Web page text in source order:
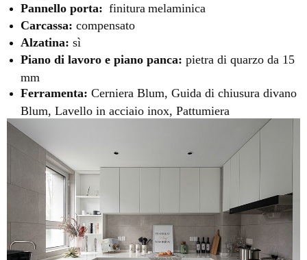
Pannello porta: finitura melaminica
Carcassa: compensato
Alzatina: sì
Piano di lavoro e piano panca: pietra di quarzo da 15
mm
Ferramenta: Cerniera Blum, Guida di chiusura divano
Blum, Lavello in acciaio inox, Pattumiera